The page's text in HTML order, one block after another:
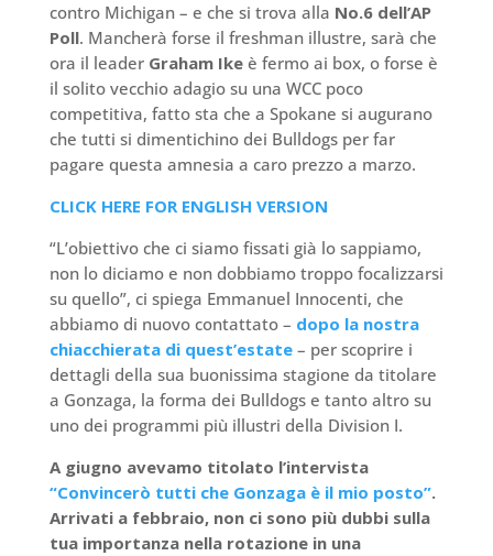
contro Michigan – e che si trova alla No.6 dell’AP
Poll. Mancherà forse il freshman illustre, sarà che
ora il leader Graham Ikeè fermo ai box, o forse è
il solito vecchio adagio su una WCC poco
competitiva, fatto sta che a Spokane si augurano
che tutti si dimentichino dei Bulldogs per far
pagare questa amnesia a caro prezzo a marzo.
CLICK HERE FOR ENGLISH VERSION
“L’obiettivo che ci siamo fissati già lo sappiamo,
non lo diciamo e non dobbiamo troppo focalizzarsi
su quello”, ci spiega Emmanuel Innocenti, che
abbiamo di nuovo contattato – dopo la nostra
chiacchierata di quest’estate– per scoprire i
dettagli della sua buonissima stagione da titolare
a Gonzaga, la forma dei Bulldogs e tanto altro su
uno dei programmi più illustri della Division I.
A giugno avevamo titolato l’intervista
“Convincerò tutti che Gonzaga è il mio posto”.
Arrivati a febbraio, non ci sono più dubbi sulla
tua importanza nella rotazione in una